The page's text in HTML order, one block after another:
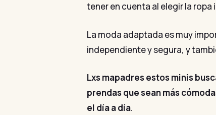
tener en cuenta al elegir la
La moda adaptada es muy
independiente y segura, y
Lxs mapadres estos minis
prendas que sean más
el día a día.